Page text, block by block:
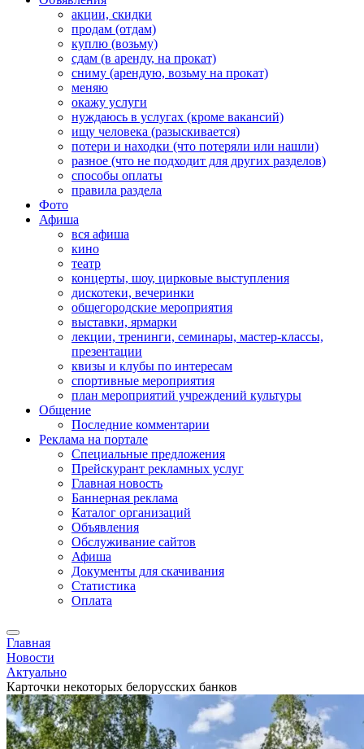
акции, скидки
продам (отдам)
куплю (возьму)
сдам (в аренду, на прокат)
сниму (арендую, возьму на прокат)
меняю
окажу услуги
нуждаюсь в услугах (кроме вакансий)
ищу человека (разыскивается)
потери и находки (что потеряли или нашли)
разное (что не подходит для других разделов)
способы оплаты
правила раздела
Фото
Афиша
вся афиша
кино
театр
концерты, шоу, цирковые выступления
дискотеки, вечеринки
общегородские мероприятия
выставки, ярмарки
лекции, тренинги, семинары, мастер-классы,
презентации
квизы и клубы по интересам
спортивные мероприятия
план мероприятий учреждений культуры
Общение
Последние комментарии
Реклама на портале
Специальные предложения
Прейскурант рекламных услуг
Главная новость
Баннерная реклама
Каталог организаций
Объявления
Обслуживание сайтов
Афиша
Документы для скачивания
Статистика
Оплата
Главная
Новости
Актуально
Карточки некоторых белорусских банков